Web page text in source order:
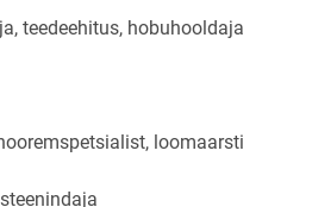
teedeehitus, hobuhooldaja
loomaarsti